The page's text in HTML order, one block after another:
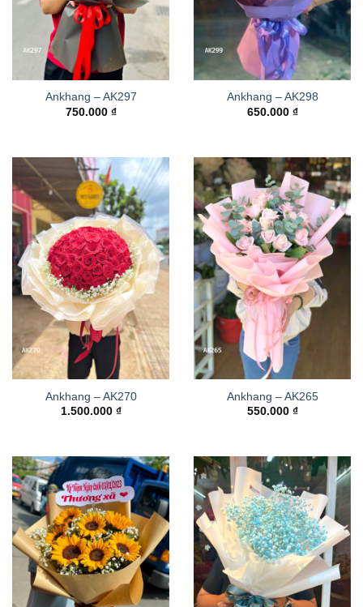
Ankhang – AK297
750.000 ₫
Ankhang – AK298
650.000 ₫
Ankhang – AK270
1.500.000 ₫
Ankhang – AK265
550.000 ₫